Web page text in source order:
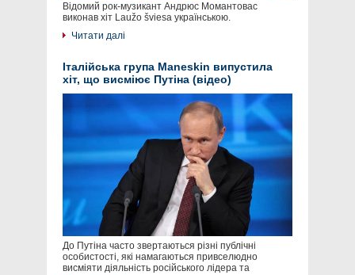
Відомий рок-музикант Андрюс Момантовас
виконав хіт Laužo šviesa українською.
Читати далі
Італійська група Maneskin випустила
хіт, що висміює Путіна (відео)
До Путіна часто звертаються різні публічні
особистості, які намагаються привселюдно
висміяти діяльність російського лідера та